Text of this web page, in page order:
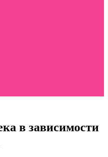
в зависимости